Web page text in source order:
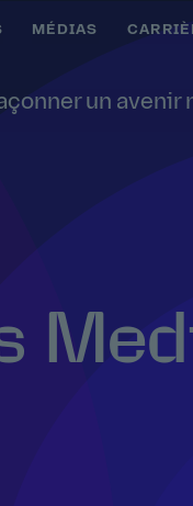
un avenir
MÉDIAS